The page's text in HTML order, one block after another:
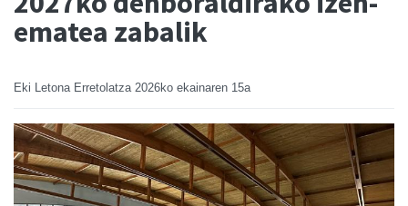
ematea zabalik
Eki Letona Erretolatza 2026ko ekainaren 15a